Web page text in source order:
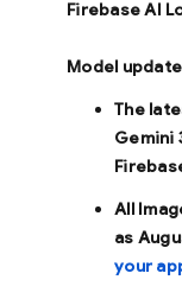
Firebase AI
Model
The
Gemini
All
as
your